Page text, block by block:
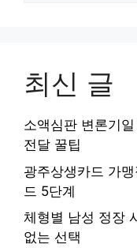
최신 글
소액심판 변론기
전달 꿀팁
광주상생카드 가
드 5단계
체형별 남성 정장
없는 선택